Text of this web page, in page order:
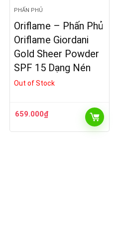
PHẤN PHỦ
Oriflame – Phấn Phủ
Oriflame Giordani
Gold Sheer Powder
SPF 15 Dạng Nén
Out of Stock
659.000₫